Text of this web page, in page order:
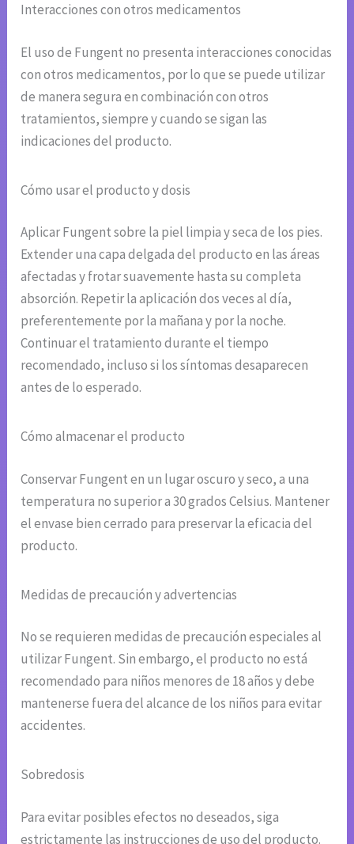
Interacciones con otros medicamentos
El uso de Fungent no presenta interacciones conocidas
con otros medicamentos, por lo que se puede utilizar
de manera segura en combinación con otros
tratamientos, siempre y cuando se sigan las
indicaciones del producto.
Cómo usar el producto y dosis
Aplicar Fungent sobre la piel limpia y seca de los pies.
Extender una capa delgada del producto en las áreas
afectadas y frotar suavemente hasta su completa
absorción. Repetir la aplicación dos veces al día,
preferentemente por la mañana y por la noche.
Continuar el tratamiento durante el tiempo
recomendado, incluso si los síntomas desaparecen
antes de lo esperado.
Cómo almacenar el producto
Conservar Fungent en un lugar oscuro y seco, a una
temperatura no superior a 30 grados Celsius. Mantener
el envase bien cerrado para preservar la eficacia del
producto.
Medidas de precaución y advertencias
No se requieren medidas de precaución especiales al
utilizar Fungent. Sin embargo, el producto no está
recomendado para niños menores de 18 años y debe
mantenerse fuera del alcance de los niños para evitar
accidentes.
Sobredosis
Para evitar posibles efectos no deseados, siga
estrictamente las instrucciones de uso del producto.